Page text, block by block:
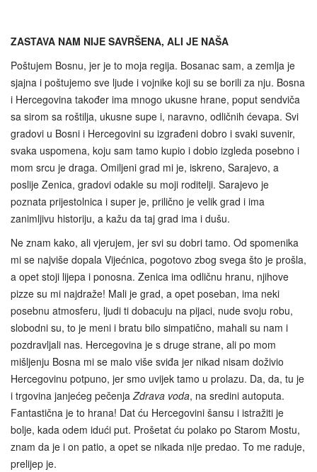
ZASTAVA NAM NIJE SAVRŠENA, ALI JE NAŠA
Poštujem Bosnu, jer je to moja regija. Bosanac sam, a zemlja je
sjajna i poštujemo sve ljude i vojnike koji su se borili za nju. Bosna
i Hercegovina također ima mnogo ukusne hrane, poput sendviča
sa sirom sa roštilja, ukusne supe i, naravno, odličnih ćevapa. Svi
gradovi u Bosni i Hercegovini su izgrađeni dobro i svaki suvenir,
svaka uspomena, koju sam tamo kupio i dobio izgleda posebno i
mom srcu je draga. Omiljeni grad mi je, iskreno, Sarajevo, a
poslije Zenica, gradovi odakle su moji roditelji. Sarajevo je
poznata prijestolnica i super je, prilično je velik grad i ima
zanimljivu historiju, a kažu da taj grad ima i dušu.
Ne znam kako, ali vjerujem, jer svi su dobri tamo. Od spomenika
mi se najviše dopala Vijećnica, pogotovo zbog svega što je prošla,
a opet stoji lijepa i ponosna. Zenica ima odličnu hranu, njihove
pizze su mi najdraže! Mali je grad, a opet poseban, ima neki
posebnu atmosferu, ljudi ti dobacuju na pijaci, nude svoju robu,
slobodni su, to je meni i bratu bilo simpatično, mahali su nam i
pozdravljali nas. Hercegovina je s druge strane, ali po mom
mišljenju Bosna mi se malo više sviđa jer nikad nisam doživio
Hercegovinu potpuno, jer smo uvijek tamo u prolazu. Da, da, tu je
i trgovina janjećeg pečenjaZdrava voda, na sredini autoputa.
Fantastična je to hrana! Dat ću Hercegovini šansu i istražiti je
bolje, kada odem idući put. Prošetat ću polako po Starom Mostu,
znam da je i on patio, a opet se nikada nije predao. To me raduje,
prelijep je.